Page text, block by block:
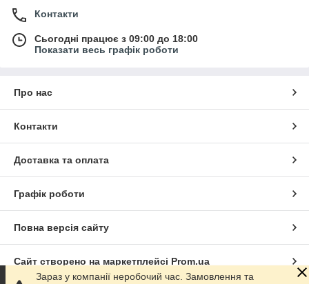
Контакти
Сьогодні працює з 09:00 до 18:00
Показати весь графік роботи
Про нас
Контакти
Доставка та оплата
Графік роботи
Повна версія сайту
Сайт створено на маркетплейсі Prom.ua
Зараз у компанії неробочий час. Замовлення та